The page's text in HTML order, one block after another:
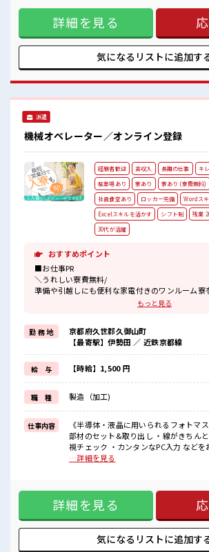
「吉富」駅より無料送迎バス有★
売店・社員食堂・ロッカー完備！
ススメ↓↓ TV/冷蔵庫/洗濯機/エアコン
時は現地までの移動交通費も規定支給！ ＼◎*無期雇用派
◎*/ ◎当社と期間制限のない雇用契約を
で働けます◎ 大手企業の技術を身につ
ませんか(*≧∀≦) ■職場の雰囲気 《男性スタッフさんも多数
カツヤク中》 分からないことも聞きや
「吉富」駅より無料送迎バス有★ 売店
完備！ #ryo
詳細を見る
気になるリストに追加す
派遣
機械オペレーター／オンライン登録
経験者歓迎 高収入 長期の仕事
キ
駐車場あり
寮あり 寮あり (寮費無料)
社員食堂あり
ロッカー完備
Wordス
Excelスキルを活かす
シフト制 残業
30代が活躍
おすすめポイント
■お仕事PR
＼うれしい寮費無料/
準備や引越しにも便利な家電付きのワンルーム寮
現地までの移動交通費も支給！
なので遠方からお越しの方も安心です♪
＼おすすめポイント/
クリーンルーム内で室内の温度・湿度もキチンと
季節に関係なく年間通して働きやすい環境です。
クリーンルームでの作業や、
交替勤務の経験がある方もお待ちしております！
丁寧な研修があるので安心してスタートできま
■職場の雰囲気
《20代～30代の男性スタッフさん多数カツヤク
キレイ&空調完備でカイテキな職場環境☆
休憩所/ロッカーあり！
もっと見る
勤 務 地
京都府久世郡久御山町
【最寄駅】伊勢田 ／ 近鉄京都線
給 与 【時給】1,500 円
職 種 製造（加工)
仕事内容
《半導体・液晶に用いられるフォトマ
部材のセット&取り出し ・線がきちん
視チェック ・カンタンなPC入力 など
23℃、湿度40～50%のクリーンルームでの作業
ム寮をご用意してます。 寮には駐車場
もOK！ 現地までの移動交通費も支給！
しの方も安心です♪ ＼おすすめポイント/ クリーンルーム内
で室内の温度・湿度もキチンと管理さ
なく年間通して働きやすい環境です。
業や、 交替勤務の経験がある方もお待
…詳細を見る
詳細を見る
気になるリストに追加す